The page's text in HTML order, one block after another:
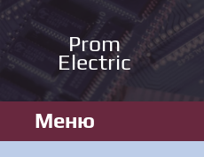
Prom
Electric
Меню